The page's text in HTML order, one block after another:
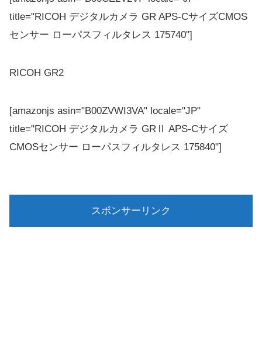
title="RICOH デジタルカメラ GR APS-CサイズCMOS
センサー ローパスフィルタレス 175740"]
RICOH GR2
[amazonjs asin="B00ZVWI3VA" locale="JP"
title="RICOH デジタルカメラ GRⅡ APS-Cサイズ
CMOSセンサー ローパスフィルタレス 175840"]
スポンサーリンク